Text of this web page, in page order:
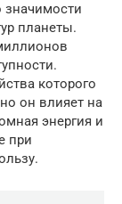
значимости
планеты.
которого
он влияет на
энергия и
при